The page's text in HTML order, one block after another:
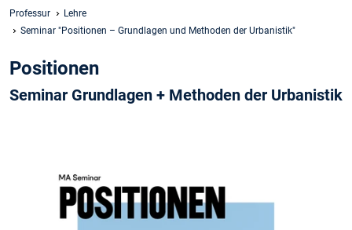
Professur
Lehre
Seminar "Positionen – Grundlagen und Methoden der Urbanistik"
Positionen
Seminar Grundlagen + Methoden der Urbanistik